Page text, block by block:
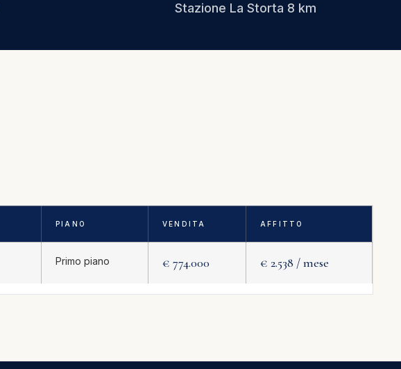
Stazione La Storta 8 km
PIANO VENDITA AFFITTO
Primo piano € 774.000 € 2.538 / mese